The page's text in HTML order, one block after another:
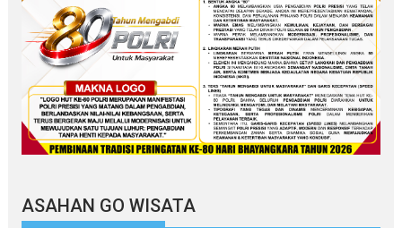
ASAHAN GO WISATA